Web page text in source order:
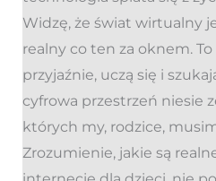
Widzę, że świat wirtualny
realny co ten za oknem.
przyjaźnie, uczą się i
cyfrowa przestrzeń niesie
których my, rodzice,
Zrozumienie, jakie są